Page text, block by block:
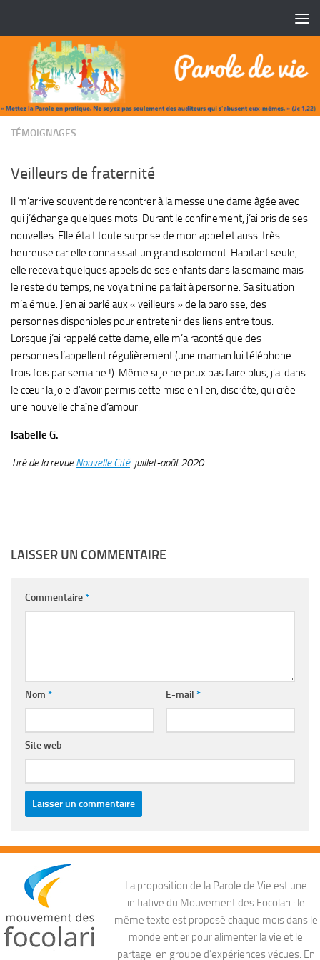
TÉMOIGNAGES
Veilleurs de fraternité
Il m’arrive souvent de rencontrer à la messe une dame âgée avec
qui j’échange quelques mots. Durant le confinement, j’ai pris de ses
nouvelles. Elle était toute surprise de mon appel et aussi très
heureuse car elle connaissait un grand isolement. Habitant seule,
elle recevait quelques appels de ses enfants dans la semaine mais
le reste du temps, ne voyait ni ne parlait à personne. Sa situation
m’a émue. J’en ai parlé aux « veilleurs » de la paroisse, des
personnes disponibles pour entretenir des liens entre tous.
Lorsque j’ai rappelé cette dame, elle m’a raconté que des
personnes l’appellent régulièrement (une maman lui téléphone
trois fois par semaine !). Même si je ne peux pas faire plus, j’ai dans
le cœur la joie d’avoir permis cette mise en lien, discrète, qui crée
une nouvelle chaîne d’amour.
Isabelle G.
Tiré de la revueNouvelle Citéjuillet-août 2020
LAISSER UN COMMENTAIRE
Commentaire*
Nom * E-mail *
Site web
La proposition de la Parole de Vie est une
initiative du Mouvement des Focolari : le
même texte est proposé chaque mois dans le
monde entier pour alimenter la vie et le
partage en groupe d’expériences vécues. En